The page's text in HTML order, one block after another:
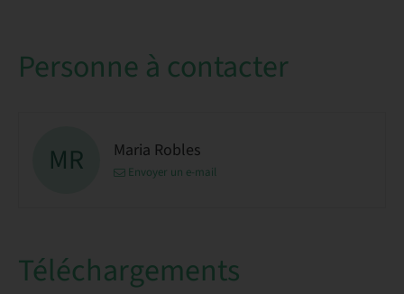
Personne à contacter
MR Maria Robles
Envoyer un e-mail
Téléchargements